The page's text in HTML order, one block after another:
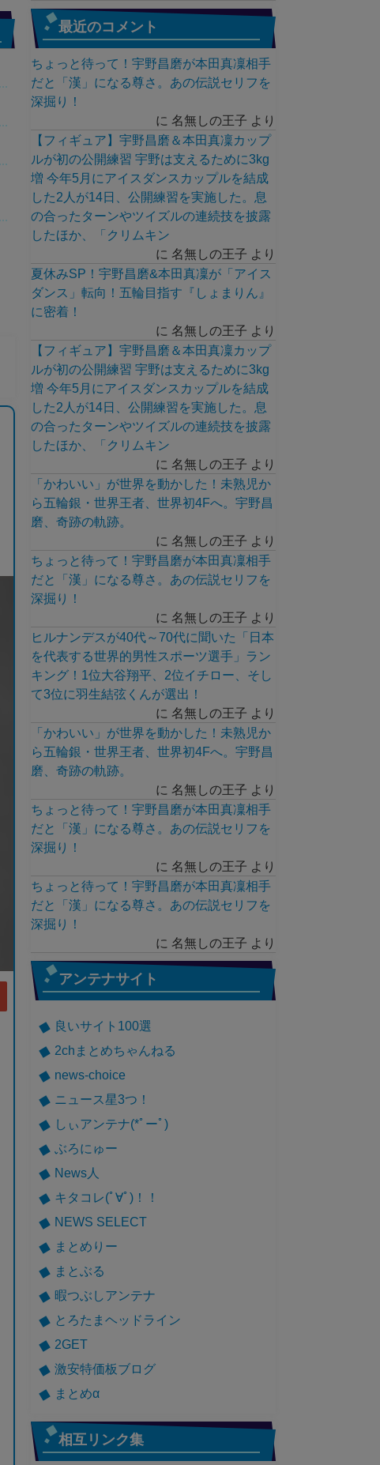
最近のコメント
ちょっと待って！宇野昌磨が本田真凜相手
だと「漢」になる尊さ。あの伝説セリフを
深掘り！
に 名無しの王子 より
【フィギュア】宇野昌磨＆本田真凜カップ
ルが初の公開練習 宇野は支えるために3kg
増 今年5月にアイスダンスカップルを結成
した2人が14日、公開練習を実施した。息
の合ったターンやツイズルの連続技を披露
したほか、「クリムキン
に 名無しの王子 より
夏休みSP！宇野昌磨&本田真凜が「アイス
ダンス」転向！五輪目指す『しょまりん』
に密着！
に 名無しの王子 より
【フィギュア】宇野昌磨＆本田真凜カップ
ルが初の公開練習 宇野は支えるために3kg
増 今年5月にアイスダンスカップルを結成
した2人が14日、公開練習を実施した。息
の合ったターンやツイズルの連続技を披露
したほか、「クリムキン
に 名無しの王子 より
「かわいい」が世界を動かした！未熟児か
ら五輪銀・世界王者、世界初4Fへ。宇野昌
磨、奇跡の軌跡。
に 名無しの王子 より
ちょっと待って！宇野昌磨が本田真凜相手
だと「漢」になる尊さ。あの伝説セリフを
深掘り！
に 名無しの王子 より
ヒルナンデスが40代～70代に聞いた「日本
を代表する世界的男性スポーツ選手」ラン
キング！1位大谷翔平、2位イチロー、そし
て3位に羽生結弦くんが選出！
に 名無しの王子 より
「かわいい」が世界を動かした！未熟児か
ら五輪銀・世界王者、世界初4Fへ。宇野昌
磨、奇跡の軌跡。
に 名無しの王子 より
ちょっと待って！宇野昌磨が本田真凜相手
だと「漢」になる尊さ。あの伝説セリフを
深掘り！
に 名無しの王子 より
ちょっと待って！宇野昌磨が本田真凜相手
だと「漢」になる尊さ。あの伝説セリフを
深掘り！
に 名無しの王子 より
アンテナサイト
良いサイト100選
2chまとめちゃんねる
news-choice
ニュース星3つ！
しぃアンテナ(*ﾟーﾟ)
ぶろにゅー
News人
キタコレ(ﾟ∀ﾟ)！！
NEWS SELECT
まとめりー
まとぶる
暇つぶしアンテナ
とろたまヘッドライン
2GET
激安特価板ブログ
まとめα
相互リンク集